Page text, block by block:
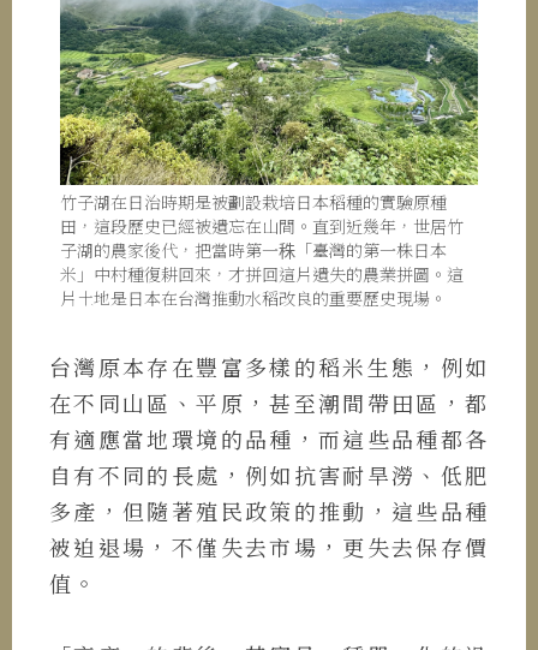
竹子湖在日治時期是被劃設栽培日本稻種的實驗原種
田，這段歷史已經被遺忘在山間。直到近幾年，世居竹
子湖的農家後代，把當時第一秼「臺灣的第一株日本
米」中村種復耕回來，才拼回這片遺失的農業拼圖。這
片土地是日本在台灣推動水稻改良的重要歷史現場。
台灣原本存在豐富多樣的稻米生態，例如
在不同山區、平原，甚至潮間帶田區，都
有適應當地環境的品種，而這些品種都各
自有不同的長處，例如抗害耐旱澇、低肥
多產，但隨著殖民政策的推動，這些品種
被迫退場，不僅失去市場，更失去保存價
值。